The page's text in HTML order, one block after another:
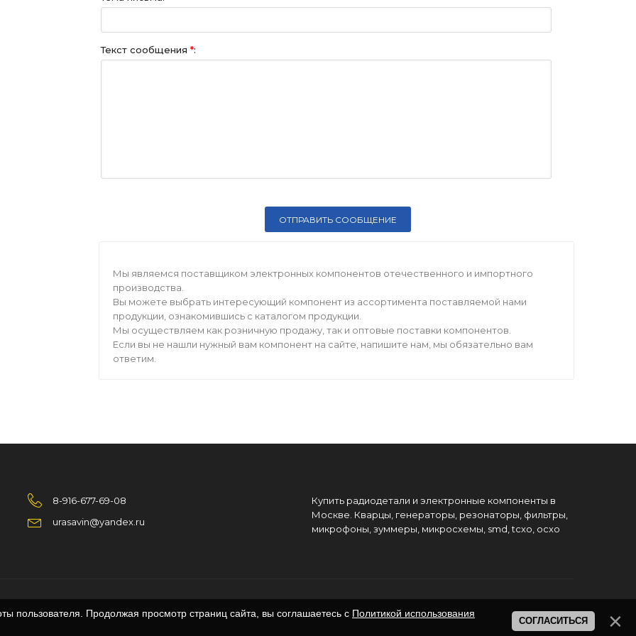
Текст сообщения *:
Мы являемся поставщиком электронных компонентов отечественного и импортного
производства.
Вы можете выбрать интересующий компонент из ассортимента поставляемой нами
продукции, ознакомившись с каталогом продукции.
Мы осуществляем как розничную продажу, так и оптовые поставки компонентов.
Если вы не нашли нужный вам компонент на сайте, напишите нам, мы обязательно вам
ответим.
8-916-677-69-08
urasavin@yandex.ru
Купить радиодетали и электронные компоненты в
Москве. Кварцы, генераторы, резонаторы, фильтры,
микрофоны, зуммеры, микросхемы, smd, tcxo, ocxo
пользователя. Продолжая просмотр страниц сайта, вы соглашаетесь с Политикой использования
СОГЛАСИТЬСЯ